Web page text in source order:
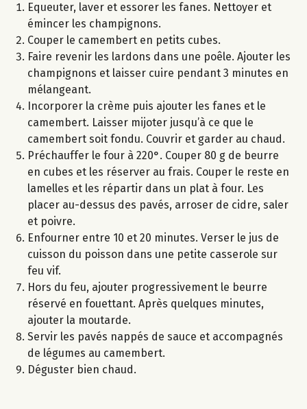
Equeuter, laver et essorer les fanes. Nettoyer et
émincer les champignons.
Couper le camembert en petits cubes.
Faire revenir les lardons dans une poêle. Ajouter les
champignons et laisser cuire pendant 3 minutes en
mélangeant.
Incorporer la crème puis ajouter les fanes et le
camembert. Laisser mijoter jusqu’à ce que le
camembert soit fondu. Couvrir et garder au chaud.
Préchauffer le four à 220°. Couper 80 g de beurre
en cubes et les réserver au frais. Couper le reste en
lamelles et les répartir dans un plat à four. Les
placer au-dessus des pavés, arroser de cidre, saler
et poivre.
Enfourner entre 10 et 20 minutes. Verser le jus de
cuisson du poisson dans une petite casserole sur
feu vif.
Hors du feu, ajouter progressivement le beurre
réservé en fouettant. Après quelques minutes,
ajouter la moutarde.
Servir les pavés nappés de sauce et accompagnés
de légumes au camembert.
Déguster bien chaud.